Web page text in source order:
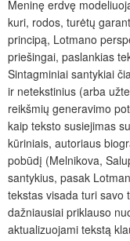
Meninę erdvę
kuri, rodos, turėtų
principą, Lotmano
priešingai, paslankias
Sintagminiai santykiai
ir netekstinius (arba
reikšmių generavimo
kaip teksto susiejimas
kūriniais, autoriaus
pobūdį (Melnikova,
santykius, pasak
tekstas visada turi savo
dažniausiai priklauso
aktualizuojami tekstą